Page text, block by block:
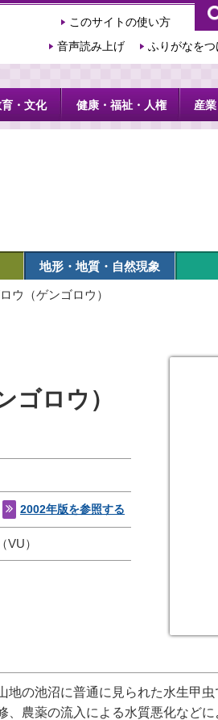
このサイトの使い方
音声読み上げ
ふりがなをつ
・文化 健康・福祉・人権 産
地形・地質・自然現象
ウ（ゲンゴロウ）
ゴロウ）
2002年版を参照する
VU）
地の池沼に普通に見られた水生甲
、農薬の流入による水質悪化など